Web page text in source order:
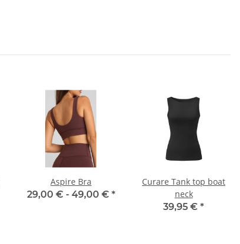
Aspire Bra
29,00 € - 49,00 € *
Curare Tank top boat
neck
39,95 € *